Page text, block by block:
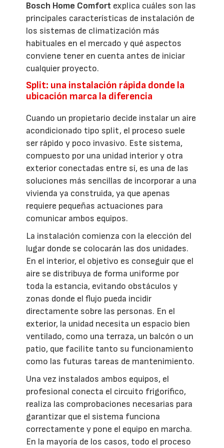
Bosch Home Comfort explica cuáles son las
principales características de instalación de
los sistemas de climatización más
habituales en el mercado y qué aspectos
conviene tener en cuenta antes de iniciar
cualquier proyecto.
Split: una instalación rápida donde la
ubicación marca la diferencia
Cuando un propietario decide instalar un aire
acondicionado tipo split, el proceso suele
ser rápido y poco invasivo. Este sistema,
compuesto por una unidad interior y otra
exterior conectadas entre sí, es una de las
soluciones más sencillas de incorporar a una
vivienda ya construida, ya que apenas
requiere pequeñas actuaciones para
comunicar ambos equipos.
La instalación comienza con la elección del
lugar donde se colocarán las dos unidades.
En el interior, el objetivo es conseguir que el
aire se distribuya de forma uniforme por
toda la estancia, evitando obstáculos y
zonas donde el flujo pueda incidir
directamente sobre las personas. En el
exterior, la unidad necesita un espacio bien
ventilado, como una terraza, un balcón o un
patio, que facilite tanto su funcionamiento
como las futuras tareas de mantenimiento.
Una vez instalados ambos equipos, el
profesional conecta el circuito frigorífico,
realiza las comprobaciones necesarias para
garantizar que el sistema funciona
correctamente y pone el equipo en marcha.
En la mayoría de los casos, todo el proceso